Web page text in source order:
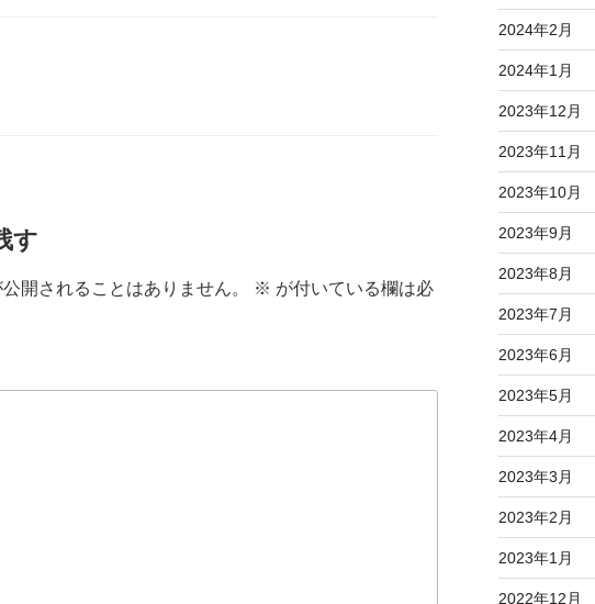
す
開されることはありません。 ※ が付いている欄は必
2024年2月
2024年1月
2023年12月
2023年11月
2023年10月
2023年9月
2023年8月
2023年7月
2023年6月
2023年5月
2023年4月
2023年3月
2023年2月
2023年1月
2022年12月